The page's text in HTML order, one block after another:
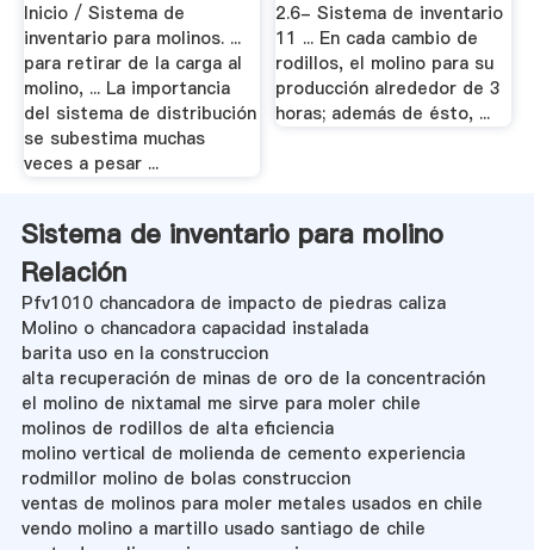
Inicio / Sistema de
inventario para molinos. ...
para retirar de la carga al
molino, ... La importancia
del sistema de distribución
se subestima muchas
veces a pesar ...
2.6- Sistema de inventario
11 ... En cada cambio de
rodillos, el molino para su
producción alrededor de 3
horas; además de ésto, ...
Sistema de inventario para molino
Relación
Pfv1010 chancadora de impacto de piedras caliza
Molino o chancadora capacidad instalada
barita uso en la construccion
alta recuperación de minas de oro de la concentración
el molino de nixtamal me sirve para moler chile
molinos de rodillos de alta eficiencia
molino vertical de molienda de cemento experiencia
rodmillor molino de bolas construccion
ventas de molinos para moler metales usados en chile
vendo molino a martillo usado santiago de chile